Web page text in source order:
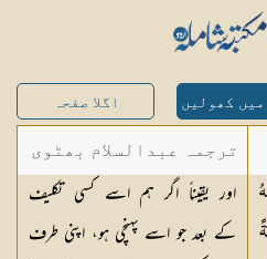
کھولیں اگلا صفحہ
ترجمہ عبدالسلام بھٹوی
- عبدالسلام بن محمد
اور یقیناً اگر ہم اسے کسی تکلیف
کے بعد جو اسے پہنچی ہو، اپنی طرف